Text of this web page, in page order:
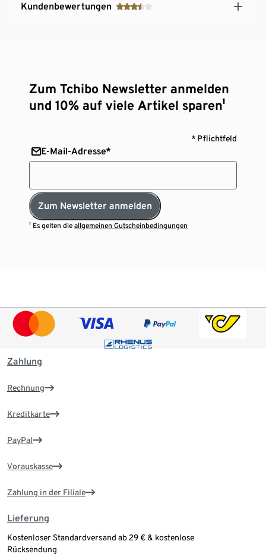
Kundenbewertungen
Zum Tchibo Newsletter anmelden
und 10% auf viele Artikel sparen¹
* Pflichtfeld
E-Mail-Adresse*
Zum Newsletter anmelden
¹ Es gelten dieallgemeinen Gutscheinbedingungen
Zahlung
Rechnung
Kreditkarte
PayPal
Vorauskasse
Zahlung in der Filiale
Lieferung
Kostenloser Standardversand ab 29 € & kostenlose
Rücksendung